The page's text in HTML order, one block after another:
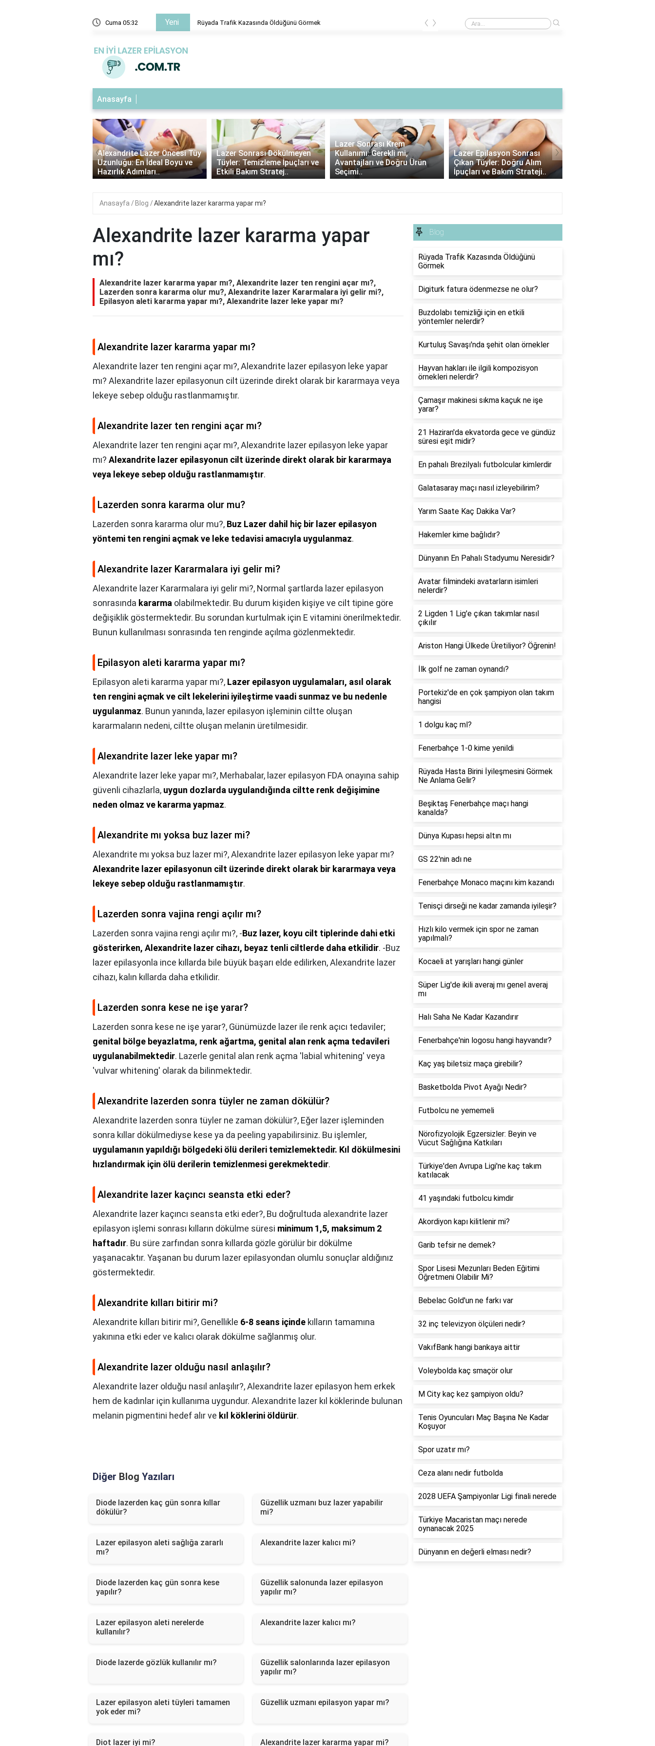
Cuma 05:32 Yeni Rüyada Trafik Kazasında Öldüğünü Görmek Rüyada Trafik Kazasında Öldüğünü Görmek
‹ ›
Anasayfa
Alexandrite Lazer Öncesi Tüy
Uzunluğu: En İdeal Boyu ve
Hazırlık Adımları..
Lazer Sonrası Dökülmeyen
Tüyler: Temizleme İpuçları ve
Etkili Bakım Stratej..
Lazer Sonrası Krem
Kullanımı: Gerekli mi,
Avantajları ve Doğru Ürün
Seçimi..
Lazer Epilasyon Sonrası
Çıkan Tüyler: Doğru Alım
İpuçları ve Bakım Strateji..
‹ ›
Anasayfa Blog Alexandrite lazer kararma yapar mı?
Alexandrite lazer kararma yapar
mı?
Alexandrite lazer kararma yapar mı?, Alexandrite lazer ten rengini açar mı?,
Lazerden sonra kararma olur mu?, Alexandrite lazer Kararmalara iyi gelir mi?,
Epilasyon aleti kararma yapar mı?, Alexandrite lazer leke yapar mı?
Alexandrite lazer kararma yapar mı?
Alexandrite lazer ten rengini açar mı?, Alexandrite lazer epilasyon leke yapar
mı? Alexandrite lazer epilasyonun cilt üzerinde direkt olarak bir kararmaya veya
lekeye sebep olduğu rastlanmamıştır.
Alexandrite lazer ten rengini açar mı?
Alexandrite lazer ten rengini açar mı?,Alexandrite lazer epilasyon leke yapar
mı? Alexandrite lazer epilasyonun cilt üzerinde direkt olarak bir kararmaya
veya lekeye sebep olduğu rastlanmamıştır.
Lazerden sonra kararma olur mu?
Lazerden sonra kararma olur mu?, Buz Lazer dahil hiç bir lazer epilasyon
yöntemi ten rengini açmak ve leke tedavisi amacıyla uygulanmaz.
Alexandrite lazer Kararmalara iyi gelir mi?
Alexandrite lazer Kararmalara iyi gelir mi?, Normal şartlarda lazer epilasyon
sonrasında kararma olabilmektedir. Bu durum kişiden kişiye ve cilt tipine göre
değişiklik göstermektedir. Bu sorundan kurtulmak için E vitamini önerilmektedir.
Bunun kullanılması sonrasında ten renginde açılma gözlenmektedir.
Epilasyon aleti kararma yapar mı?
Epilasyon aleti kararma yapar mı?, Lazer epilasyon uygulamaları, asıl olarak
ten rengini açmak ve cilt lekelerini iyileştirme vaadi sunmaz ve bu nedenle
uygulanmaz. Bunun yanında, lazer epilasyon işleminin ciltte oluşan
kararmaların nedeni, ciltte oluşan melanin üretilmesidir.
Alexandrite lazer leke yapar mı?
Alexandrite lazer leke yapar mı?, Merhabalar, lazer epilasyon FDA onayına sahip
güvenli cihazlarla, uygun dozlarda uygulandığında ciltte renk değişimine
neden olmaz ve kararma yapmaz.
Alexandrite mı yoksa buz lazer mi?
Alexandrite mı yoksa buz lazer mi?,Alexandrite lazer epilasyon leke yapar mı?
Alexandrite lazer epilasyonun cilt üzerinde direkt olarak bir kararmaya veya
lekeye sebep olduğu rastlanmamıştır.
Lazerden sonra vajina rengi açılır mı?
Lazerden sonra vajina rengi açılır mı?, -Buz lazer, koyu cilt tiplerinde dahi etki
gösterirken, Alexandrite lazer cihazı, beyaz tenli ciltlerde daha etkilidir. -Buz
lazer epilasyonla ince kıllarda bile büyük başarı elde edilirken, Alexandrite lazer
cihazı, kalın kıllarda daha etkilidir.
Lazerden sonra kese ne işe yarar?
Lazerden sonra kese ne işe yarar?, Günümüzde lazer ile renk açıcı tedaviler;
genital bölge beyazlatma, renk ağartma, genital alan renk açma tedavileri
uygulanabilmektedir. Lazerle genital alan renk açma 'labial whitening' veya
'vulvar whitening' olarak da bilinmektedir.
Alexandrite lazerden sonra tüyler ne zaman dökülür?
Alexandrite lazerden sonra tüyler ne zaman dökülür?, Eğer lazer işleminden
sonra kıllar dökülmediyse kese ya da peeling yapabilirsiniz. Bu işlemler,
uygulamanın yapıldığı bölgedeki ölü derileri temizlemektedir. Kıl dökülmesini
hızlandırmak için ölü derilerin temizlenmesi gerekmektedir.
Alexandrite lazer kaçıncı seansta etki eder?
Alexandrite lazer kaçıncı seansta etki eder?, Bu doğrultuda alexandrite lazer
epilasyon işlemi sonrası kılların dökülme süresi minimum 1,5, maksimum 2
haftadır. Bu süre zarfından sonra kıllarda gözle görülür bir dökülme
yaşanacaktır. Yaşanan bu durum lazer epilasyondan olumlu sonuçlar aldığınız
göstermektedir.
Alexandrite kılları bitirir mi?
Alexandrite kılları bitirir mi?, Genellikle 6-8 seans içinde kılların tamamına
yakınına etki eder ve kalıcı olarak dökülme sağlanmış olur.
Alexandrite lazer olduğu nasıl anlaşılır?
Alexandrite lazer olduğu nasıl anlaşılır?,Alexandrite lazer epilasyon hem erkek
hem de kadınlar için kullanıma uygundur. Alexandrite lazer kıl köklerinde bulunan
melanin pigmentini hedef alır ve kıl köklerini öldürür.
Diğer Blog Yazıları
Diode lazerden kaç gün sonra kıllar
dökülür?
Güzellik uzmanı buz lazer yapabilir
mi?
Lazer epilasyon aleti sağlığa zararlı
mı?
Alexandrite lazer kalıcı mi?
Diode lazerden kaç gün sonra kese
yapılır?
Güzellik salonunda lazer epilasyon
yapılır mı?
Lazer epilasyon aleti nerelerde
kullanılır?
Alexandrite lazer kalıcı mı?
Diode lazerde gözlük kullanılır mı?
Güzellik salonlarında lazer epilasyon
yapılır mı?
Lazer epilasyon aleti tüyleri tamamen
yok eder mi?
Güzellik uzmanı epilasyon yapar mı?
Diot lazer iyi mi? Alexandrite lazer kararma yapar mi?
Blog
Rüyada Trafik Kazasında Öldüğünü
Görmek
Digiturk fatura ödenmezse ne olur?
Buzdolabı temizliği için en etkili
yöntemler nelerdir?
Kurtuluş Savaşı'nda şehit olan örnekler
Hayvan hakları ile ilgili kompozisyon
örnekleri nelerdir?
Çamaşır makinesi sıkma kaçuk ne işe
yarar?
21 Haziran'da ekvatorda gece ve gündüz
süresi eşit midir?
En pahalı Brezilyalı futbolcular kimlerdir
Galatasaray maçı nasıl izleyebilirim?
Yarım Saate Kaç Dakika Var?
Hakemler kime bağlıdır?
Dünyanın En Pahalı Stadyumu Neresidir?
Avatar filmindeki avatarların isimleri
nelerdir?
2 Ligden 1 Lig'e çıkan takımlar nasıl
çıkılır
Ariston Hangi Ülkede Üretiliyor? Öğrenin!
İlk golf ne zaman oynandı?
Portekiz'de en çok şampiyon olan takım
hangisi
1 dolgu kaç ml?
Fenerbahçe 1-0 kime yenildi
Rüyada Hasta Birini İyileşmesini Görmek
Ne Anlama Gelir?
Beşiktaş Fenerbahçe maçı hangi
kanalda?
Dünya Kupası hepsi altın mı
GS 22'nin adı ne
Fenerbahçe Monaco maçını kim kazandı
Tenisçi dirseği ne kadar zamanda iyileşir?
Hızlı kilo vermek için spor ne zaman
yapılmalı?
Kocaeli at yarışları hangi günler
Süper Lig'de ikili averaj mı genel averaj
mı
Halı Saha Ne Kadar Kazandırır
Fenerbahçe'nin logosu hangi hayvandır?
Kaç yaş biletsiz maça girebilir?
Basketbolda Pivot Ayağı Nedir?
Futbolcu ne yememeli
Nörofizyolojik Egzersizler: Beyin ve
Vücut Sağlığına Katkıları
Türkiye'den Avrupa Ligi'ne kaç takım
katılacak
41 yaşındaki futbolcu kimdir
Akordiyon kapı kilitlenir mi?
Garib tefsir ne demek?
Spor Lisesi Mezunları Beden Eğitimi
Öğretmeni Olabilir Mi?
Bebelac Gold'un ne farkı var
32 inç televizyon ölçüleri nedir?
VakıfBank hangi bankaya aittir
Voleybolda kaç smaçör olur
M City kaç kez şampiyon oldu?
Tenis Oyuncuları Maç Başına Ne Kadar
Koşuyor
Spor uzatır mı?
Ceza alanı nedir futbolda
2028 UEFA Şampiyonlar Ligi finali nerede
Türkiye Macaristan maçı nerede
oynanacak 2025
Dünyanın en değerli elması nedir?